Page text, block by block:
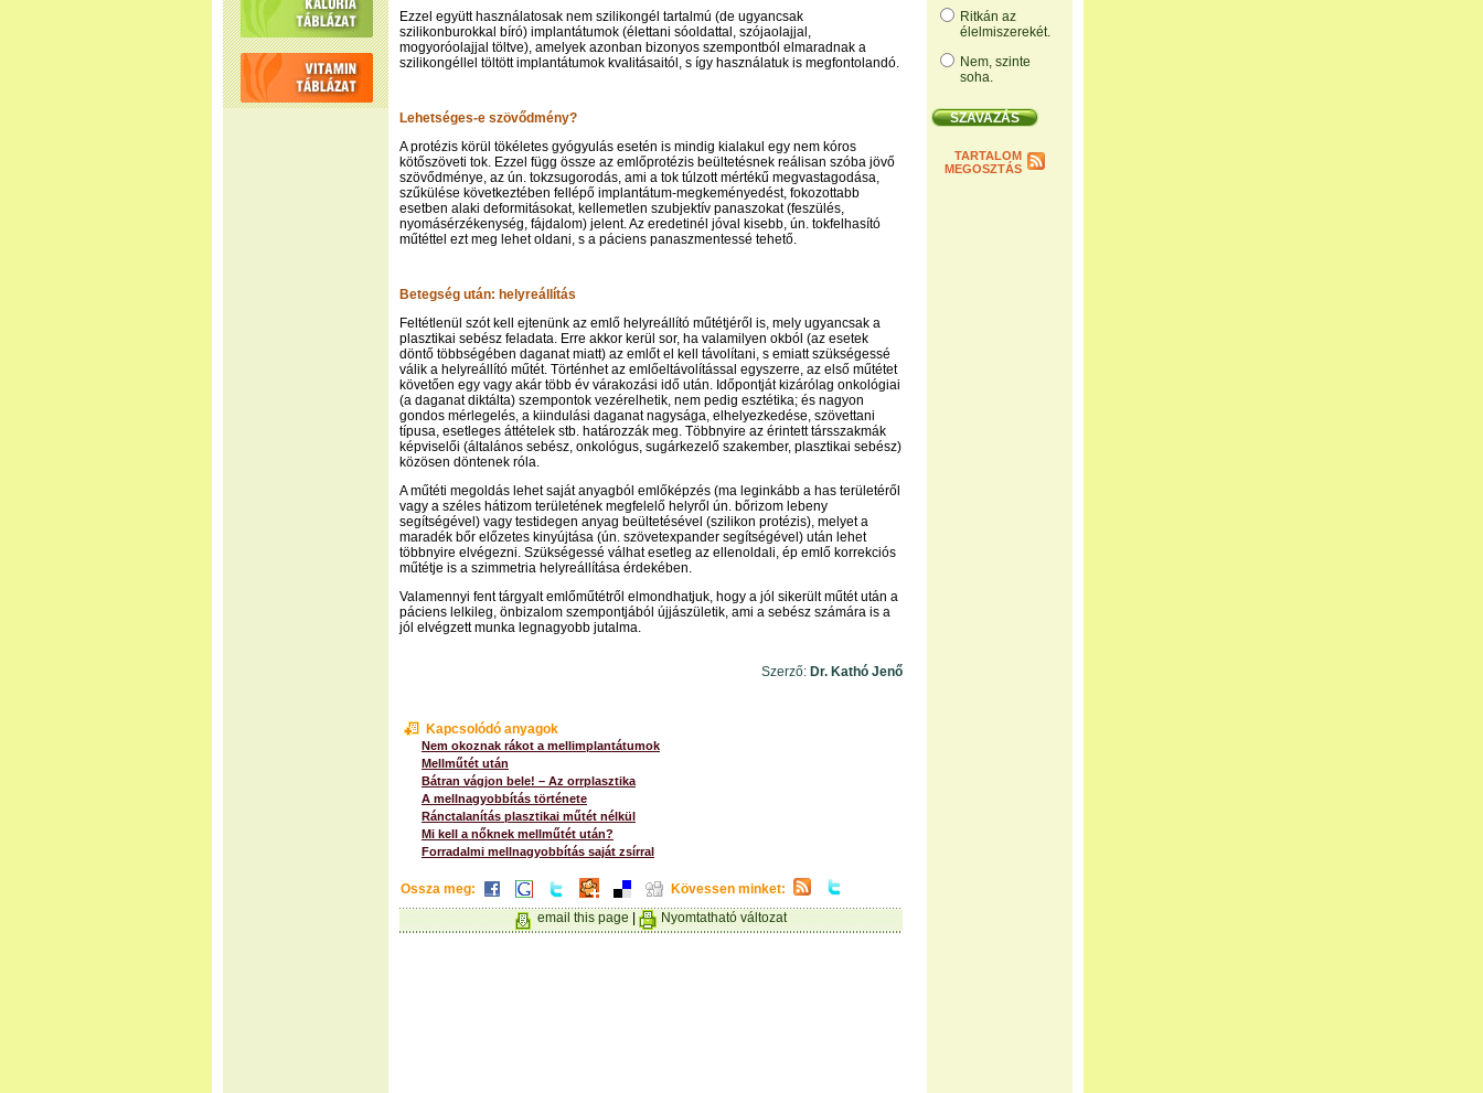
Ritkán az
élelmiszerekét.
Nem, szinte
soha.
TARTALOM
MEGOSZTÁS
Ezzel együtt használatosak nem szilikongél tartalmú (de ugyancsak
szilikonburokkal bíró) implantátumok (élettani sóoldattal, szójaolajjal,
mogyoróolajjal töltve), amelyek azonban bizonyos szempontból elmaradnak a
szilikongéllel töltött implantátumok kvalitásaitól, s így használatuk is megfontolandó.
Lehetséges-e szövődmény?
A protézis körül tökéletes gyógyulás esetén is mindig kialakul egy nem kóros
kötőszöveti tok. Ezzel függ össze az emlőprotézis beültetésnek reálisan szóba jövő
szövődménye, az ún. tokzsugorodás, ami a tok túlzott mértékű megvastagodása,
szűkülése következtében fellépő implantátum-megkeményedést, fokozottabb
esetben alaki deformitásokat, kellemetlen szubjektív panaszokat (feszülés,
nyomásérzékenység, fájdalom) jelent. Az eredetinél jóval kisebb, ún. tokfelhasító
műtéttel ezt meg lehet oldani, s a páciens panaszmentessé tehető.
Betegség után: helyreállítás
Feltétlenül szót kell ejtenünk az emlő helyreállító műtétjéről is, mely ugyancsak a
plasztikai sebész feladata. Erre akkor kerül sor, ha valamilyen okból (az esetek
döntő többségében daganat miatt) az emlőt el kell távolítani, s emiatt szükségessé
válik a helyreállító műtét. Történhet az emlőeltávolítással egyszerre, az első műtétet
követően egy vagy akár több év várakozási idő után. Időpontját kizárólag onkológiai
(a daganat diktálta) szempontok vezérelhetik, nem pedig esztétika; és nagyon
gondos mérlegelés, a kiindulási daganat nagysága, elhelyezkedése, szövettani
típusa, esetleges áttételek stb. határozzák meg. Többnyire az érintett társszakmák
képviselői (általános sebész, onkológus, sugárkezelő szakember, plasztikai sebész)
közösen döntenek róla.
A műtéti megoldás lehet saját anyagból emlőképzés (ma leginkább a has területéről
vagy a széles hátizom területének megfelelő helyről ún. bőrizom lebeny
segítségével) vagy testidegen anyag beültetésével (szilikon protézis), melyet a
maradék bőr előzetes kinyújtása (ún. szövetexpander segítségével) után lehet
többnyire elvégezni. Szükségessé válhat esetleg az ellenoldali, ép emlő korrekciós
műtétje is a szimmetria helyreállítása érdekében.
Valamennyi fent tárgyalt emlőműtétről elmondhatjuk, hogy a jól sikerült műtét után a
páciens lelkileg, önbizalom szempontjából újjászületik, ami a sebész számára is a
jól elvégzett munka legnagyobb jutalma.
Szerző: Dr. Kathó Jenő
Kapcsolódó anyagok
Nem okoznak rákot a mellimplantátumok
Mellműtét után
Bátran vágjon bele! – Az orrplasztika
A mellnagyobbítás története
Ránctalanítás plasztikai műtét nélkül
Mi kell a nőknek mellműtét után?
Forradalmi mellnagyobbítás saját zsírral
Ossza meg:
Kövessen minket:
email this page
Nyomtatható változat